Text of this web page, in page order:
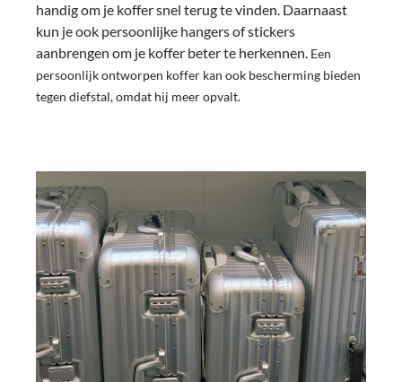
handig om je koffer snel terug te vinden. Daarnaast
kun je ook persoonlijke hangers of stickers
aanbrengen om je koffer beter te herkennen. Een
persoonlijk ontworpen koffer kan ook bescherming bieden
tegen diefstal, omdat hij meer opvalt.